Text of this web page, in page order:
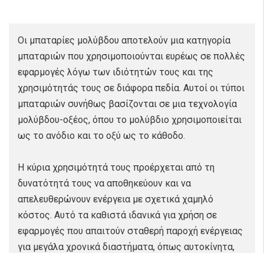
Οι μπαταρίες μολύβδου αποτελούν μια κατηγορία
μπαταριών που χρησιμοποιούνται ευρέως σε πολλές
εφαρμογές λόγω των ιδιότητών τους και της
χρησιμότητάς τους σε διάφορα πεδία. Αυτοί οι τύποι
μπαταριών συνήθως βασίζονται σε μια τεχνολογία
μολύβδου-οξέος, όπου το μολύβδιο χρησιμοποιείται
ως το ανόδιο και το οξύ ως το κάθοδο.
Η κύρια χρησιμότητά τους προέρχεται από τη
δυνατότητά τους να αποθηκεύουν και να
απελευθερώνουν ενέργεια με σχετικά χαμηλό
κόστος. Αυτό τα καθιστά ιδανικά για χρήση σε
εφαρμογές που απαιτούν σταθερή παροχή ενέργειας
για μεγάλα χρονικά διαστήματα, όπως αυτοκίνητα,